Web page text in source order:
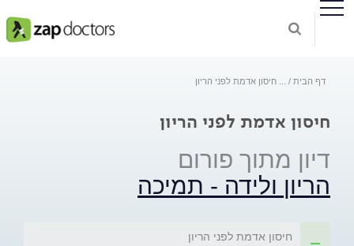
דף הבית חיסון אדמת לפני הריון
חיסון אדמת לפני הריון
דיון מתוך פורום
הריון ולידה - תמיכה
חיסון אדמת לפני הריון